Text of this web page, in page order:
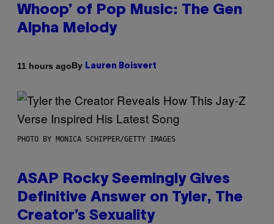
Whoop’ of Pop Music: The Gen
Alpha Melody
11 hours agoBy Lauren Boisvert
PHOTO BY MONICA SCHIPPER/GETTY IMAGES
ASAP Rocky Seemingly Gives
Definitive Answer on Tyler, The
Creator’s Sexuality